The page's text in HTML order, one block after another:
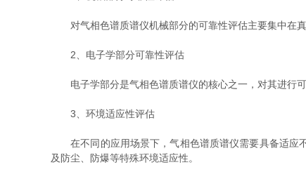
对气相色谱质谱仪机械部分的可靠性评估主要集中在真
2、电子学部分可靠性评估
电子学部分是气相色谱质谱仪的核心之一，对其进行可
3、环境适应性评估
在不同的应用场景下，气相色谱质谱仪需要具备适应不
及防尘、防爆等特殊环境适应性。